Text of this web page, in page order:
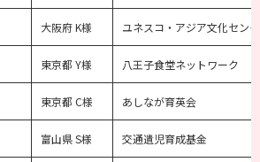
大阪府 K様 ユネスコ・アジア文化セン
東京都 Y様 八王子食堂ネットワーク
東京都 C様 あしなが育英会
富山県 S様 交通遺児育成基金